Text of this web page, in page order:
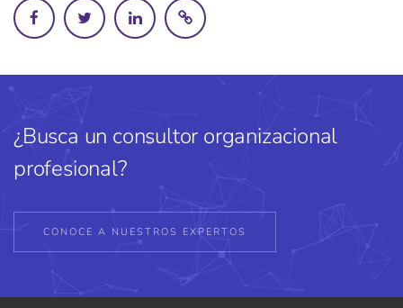
¿Busca un consultor organizacional
profesional?
CONOCE A NUESTROS EXPERTOS